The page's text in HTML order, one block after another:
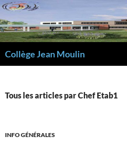
Aller
au
contenu
Collège Jean Moulin
Tous les articles par Chef Etab1
INFO GÉNÉRALES